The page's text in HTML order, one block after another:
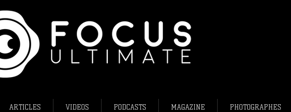
ARTICLES VIDEOS PODCASTS MAGAZINE PHOTOGRAPHES